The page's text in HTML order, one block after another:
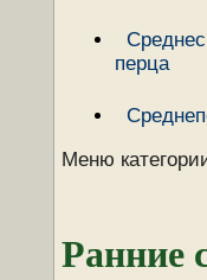
перца
Меню
Ранние